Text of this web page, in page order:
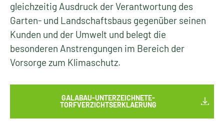
gleichzeitig Ausdruck der Verantwortung des
Garten- und Landschaftsbaus gegenüber seinen
Kunden und der Umwelt und belegt die
besonderen Anstrengungen im Bereich der
Vorsorge zum Klimaschutz.
GALABAU-UNTERZEICHNETE-
TORFVERZICHTSERKLAERUNG